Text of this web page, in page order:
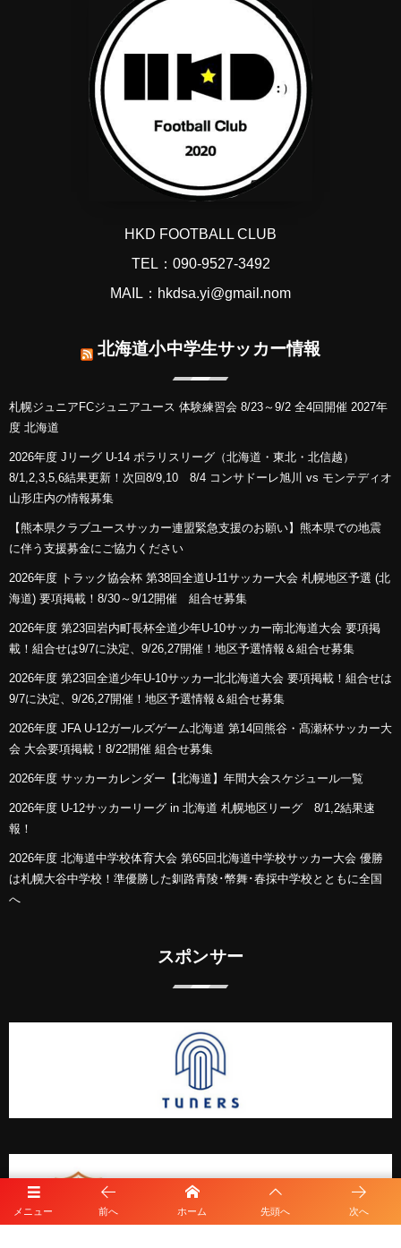
メニュー 前へ ホーム 先頭へ 次へ
HKD FOOTBALL CLUB
TEL：090-9527-3492
MAIL：hkdsa.yi@gmail.nom
北海道小中学生サッカー情報
札幌ジュニアFCジュニアユース 体験練習会 8/23～9/2 全4回開催 2027年
度 北海道
2026年度 Jリーグ U-14 ポラリスリーグ（北海道・東北・北信越）
8/1,2,3,5,6結果更新！次回8/9,10 8/4 コンサドーレ旭川 vs モンテディオ
山形庄内の情報募集
【熊本県クラブユースサッカー連盟緊急支援のお願い】熊本県での地震
に伴う支援募金にご協力ください
2026年度 トラック協会杯 第38回全道U-11サッカー大会 札幌地区予選 (北
海道) 要項掲載！8/30～9/12開催 組合せ募集
2026年度 第23回岩内町長杯全道少年U-10サッカー南北海道大会 要項掲
載！組合せは9/7に決定、9/26,27開催！地区予選情報＆組合せ募集
2026年度 第23回全道少年U-10サッカー北北海道大会 要項掲載！組合せは
9/7に決定、9/26,27開催！地区予選情報＆組合せ募集
2026年度 JFA U-12ガールズゲーム北海道 第14回熊谷・髙瀬杯サッカー大
会 大会要項掲載！8/22開催 組合せ募集
2026年度 サッカーカレンダー【北海道】年間大会スケジュール一覧
2026年度 U-12サッカーリーグ in 北海道 札幌地区リーグ 8/1,2結果速
報！
2026年度 北海道中学校体育大会 第65回北海道中学校サッカー大会 優勝
は札幌大谷中学校！準優勝した釧路青陵･幣舞･春採中学校とともに全国
へ
スポンサー